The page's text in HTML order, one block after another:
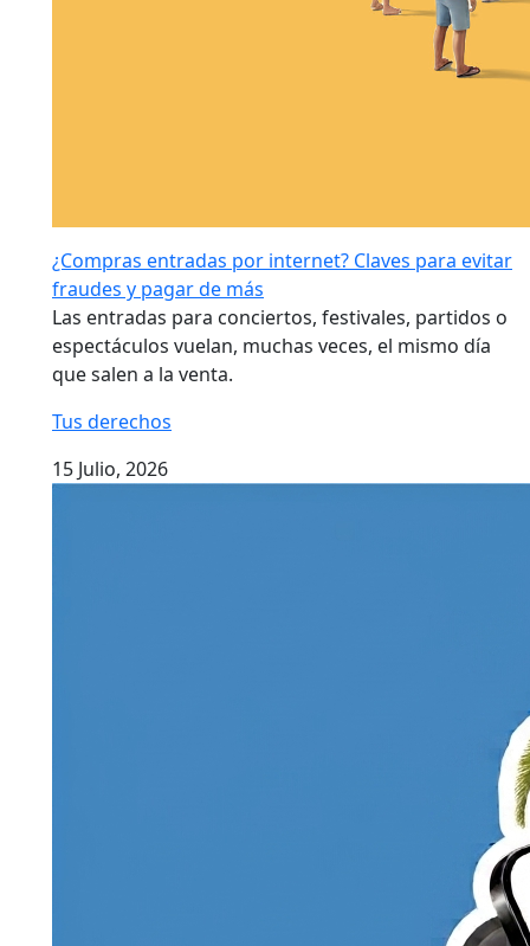
¿Compras entradas por internet? Claves para evitar
fraudes y pagar de más
Las entradas para conciertos, festivales, partidos o
espectáculos vuelan, muchas veces, el mismo día
que salen a la venta.
Tus derechos
15 Julio, 2026